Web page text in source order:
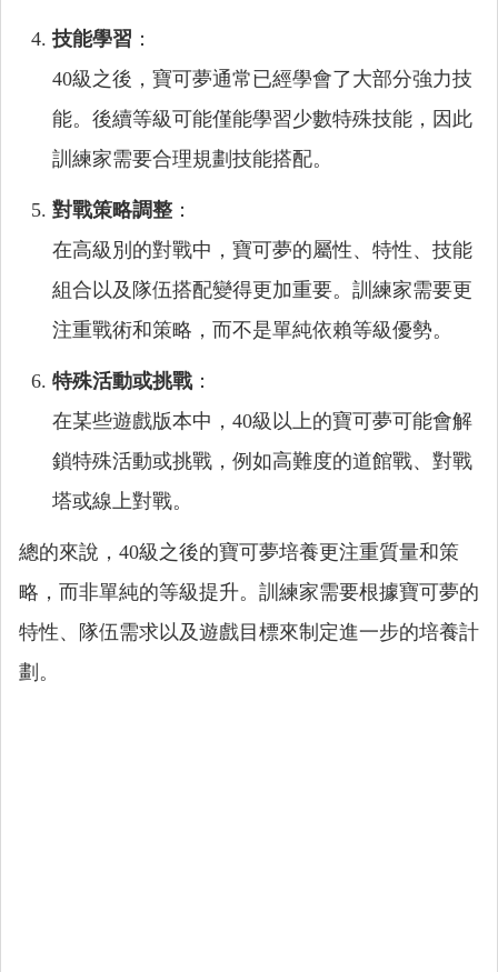
技能學習 ：
40級之後，寶可夢通常已經學會了大部分強力技
能。後續等級可能僅能學習少數特殊技能，因此
訓練家需要合理規劃技能搭配。
對戰策略調整 ：
在高級別的對戰中，寶可夢的屬性、特性、技能
組合以及隊伍搭配變得更加重要。訓練家需要更
注重戰術和策略，而不是單純依賴等級優勢。
特殊活動或挑戰：
在某些遊戲版本中，40級以上的寶可夢可能會解
鎖特殊活動或挑戰，例如高難度的道館戰、對戰
塔或線上對戰。
總的來說，40級之後的寶可夢培養更注重質量和策
略，而非單純的等級提升。訓練家需要根據寶可夢的
特性、隊伍需求以及遊戲目標來制定進一步的培養計
劃。